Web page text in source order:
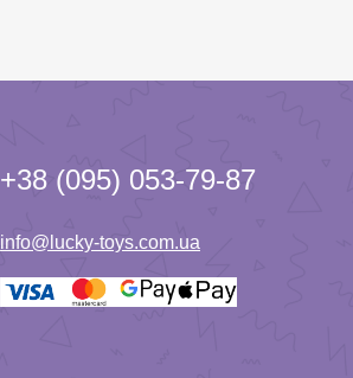
+38 (095) 053-79-87
info@lucky-toys.com.ua